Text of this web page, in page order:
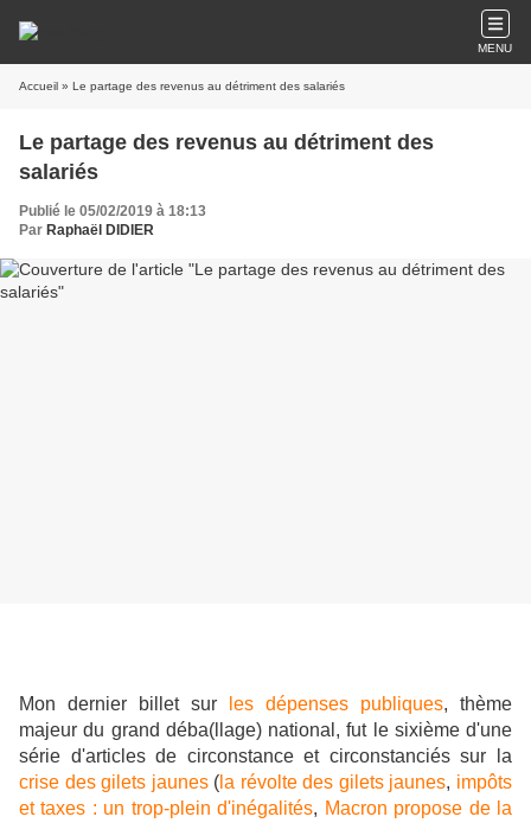
MENU
Accueil » Le partage des revenus au détriment des salariés
Le partage des revenus au détriment des
salariés
Publié le 05/02/2019 à 18:13
Par Raphaël DIDIER
Mon dernier billet sur les dépenses publiques, thème
majeur du grand déba(llage) national, fut le sixième d'une
série d'articles de circonstance et circonstanciés sur la
crise des gilets jaunes( la révolte des gilets jaunes, impôts
et taxes : un trop-plein d'inégalités, Macron propose de la